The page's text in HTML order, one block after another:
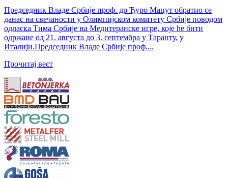
Председник Владе Србије проф. др Ђуро Мацут обратио се
данас на свечаности у Олимпијском комитету Србије поводом
одласка Тима Србије на Медитеранске игре, које ће бити
одржане од 21. августа до 3. септембра у Таранту, у
Италији.Председник Владе Србије проф....
Прочитај вест